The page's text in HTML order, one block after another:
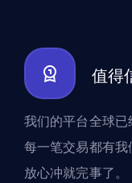
值得
我们的平台全球已
每一笔交易都有
放心冲就完事了。